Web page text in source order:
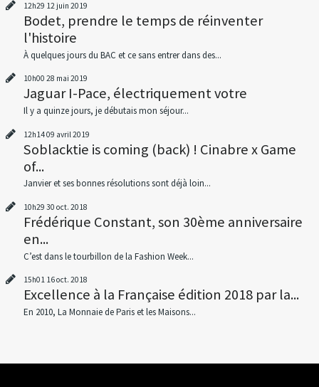
12h29 12 juin 2019
Bodet, prendre le temps de réinventer
l'histoire
À quelques jours du BAC et ce sans entrer dans des...
10h00 28 mai 2019
Jaguar I-Pace, électriquement votre
Il y a quinze jours, je débutais mon séjour...
12h1409 avril 2019
Soblacktie is coming (back) ! Cinabre x Game
of...
Janvier et ses bonnes résolutions sont déjà loin...
10h29 30 oct. 2018
Frédérique Constant, son 30ème anniversaire
en...
C’est dans le tourbillon de la Fashion Week...
15h01 16oct. 2018
Excellence à la Française édition 2018 par la...
En 2010, La Monnaie de Paris et les Maisons...